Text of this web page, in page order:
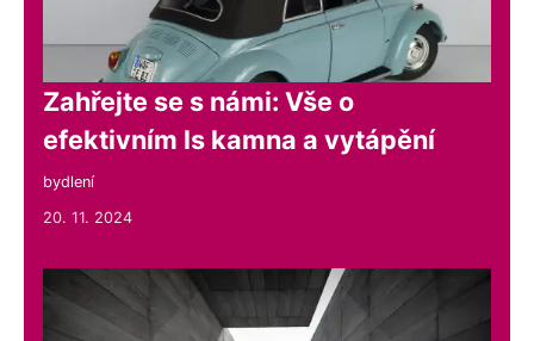
Zahřejte se s námi: Vše o
efektivním ls kamna a vytápění
bydlení
20. 11. 2024